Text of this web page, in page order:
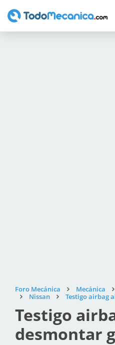
Foro Mecánica Mecánica
Nissan
Testigo airbag
Testigo
desmontar